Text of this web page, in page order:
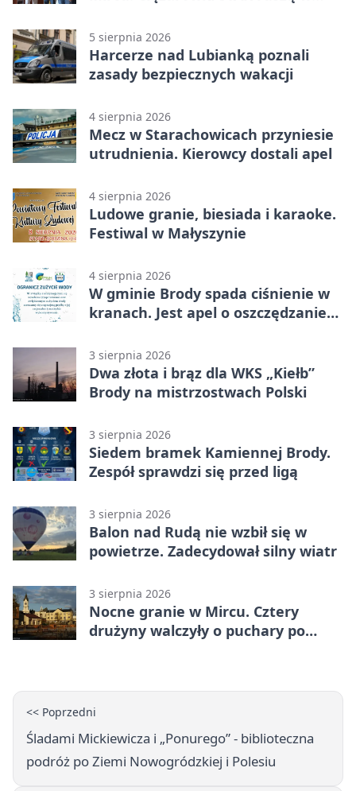
5 sierpnia 2026
Harcerze nad Lubianką poznali
zasady bezpiecznych wakacji
4 sierpnia 2026
Mecz w Starachowicach przyniesie
utrudnienia. Kierowcy dostali apel
4 sierpnia 2026
Ludowe granie, biesiada i karaoke.
Festiwal w Małyszynie
4 sierpnia 2026
W gminie Brody spada ciśnienie w
kranach. Jest apel o oszczędzanie
3 sierpnia 2026
Dwa złota i brąz dla WKS „Kiełb”
Brody na mistrzostwach Polski
3 sierpnia 2026
Siedem bramek Kamiennej Brody.
Zespół sprawdzi się przed ligą
3 sierpnia 2026
Balon nad Rudą nie wzbił się w
powietrze. Zadecydował silny wiatr
3 sierpnia 2026
Nocne granie w Mircu. Cztery
drużyny walczyły o puchary po
<< Poprzedni
Śladami Mickiewicza i „Ponurego” - biblioteczna
podróż po Ziemi Nowogródzkiej i Polesiu